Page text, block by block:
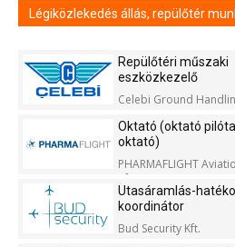
Légiközlekedés állás, repülőtér
Repülőtéri műszaki
eszközkezelő
Celebi Ground
Oktató (oktató
oktató)
PHARMAFLIGHT
Kft.
Utasáramlás-
koordinátor
Bud Security Kft.